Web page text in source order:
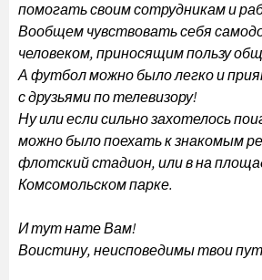
помогать своим сотрудникам и
Вообщем чувствовать себя
человеком, приносящим пользу
А футбол можно было легко и
с друзьями по телевизору!
Ну или если сильно захотелось
можно было поехать к знакомым
флотский стадион, или в на
Комсомольском парке.
И тут нате Вам!
Воистину, неисповедимы твои